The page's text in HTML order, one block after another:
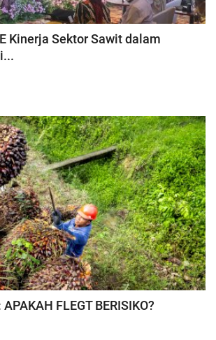
Kinerja Sektor Sawit dalam
FLEGT BERISIKO?